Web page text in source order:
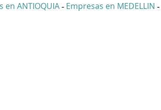
en ANTIOQUIA - Empresas en MEDELLIN -